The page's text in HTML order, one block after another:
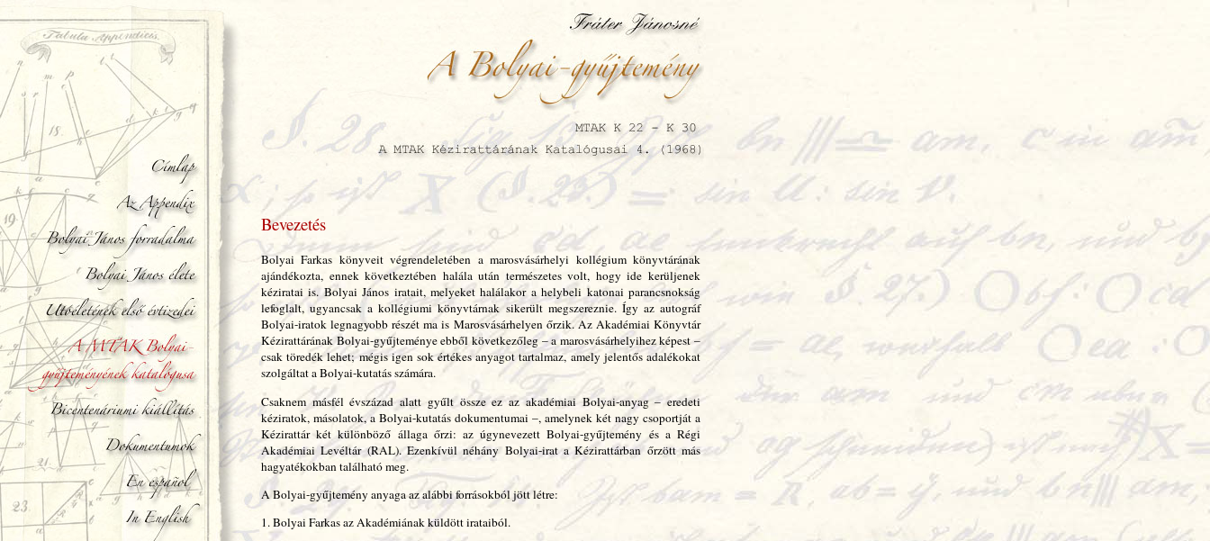
Bevezetés
Bolyai Farkas könyveit végrendeletében a marosvásárhelyi kollégium könyvtárának
ajándékozta, ennek következtében halála után természetes volt, hogy ide kerüljenek
kéziratai is. Bolyai János iratait, melyeket halálakor a helybeli katonai parancsnokság
lefoglalt, ugyancsak a kollégiumi könyvtárnak sikerült megszereznie. Így az autográf
Bolyai-iratok legnagyobb részét ma is Marosvásárhelyen őrzik. Az Akadémiai Könyvtár
Kézirattárának Bolyai-gyűjteménye ebből következőleg – a marosvásárhelyihez képest –
csak töredék lehet; mégis igen sok értékes anyagot tartalmaz, amely jelentős adalékokat
szolgáltat a Bolyai-kutatás számára.
Csaknem másfél évszázad alatt gyűlt össze ez az akadémiai Bolyai-anyag – eredeti
kéziratok, másolatok, a Bolyai-kutatás dokumentumai –, amelynek két nagy csoportját a
Kézirattár két különböző állaga őrzi: az úgynevezett Bolyai-gyűjtemény és a Régi
Akadémiai Levéltár (RAL). Ezenkívül néhány Bolyai-irat a Kézirattárban őrzött más
hagyatékokban található meg.
A Bolyai-gyűjtemény anyaga az alábbi forrásokból jött létre:
1. Bolyai Farkas az Akadémiának küldött irataiból.